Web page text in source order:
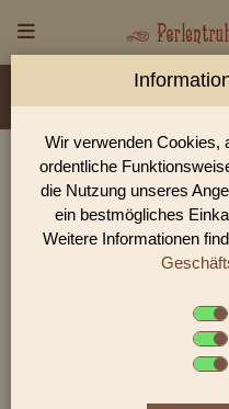
Material/Glassorte
Größen
Perlen Shop für
In unserem Perlen
Glasperlen facettiert opak
Sie befinden
facettierte
Wir verwenden Cookies,
ordentliche
die Nutzung unseres
ein bestmögliches
Weitere Informationen